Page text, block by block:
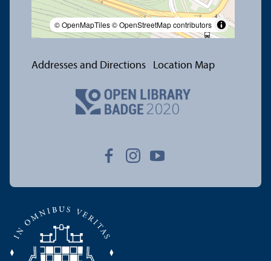
© OpenMapTiles© OpenStreetMap contributors
Addresses and Directions Location Map